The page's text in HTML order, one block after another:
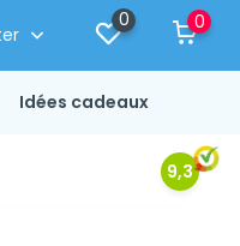
0 0
Idées cadeaux
9,3